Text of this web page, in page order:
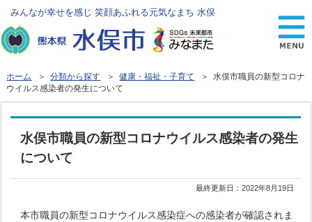
みんなが幸せを感じ 笑顔あふれる元気なまち 水俣
ホーム ＞分類から探す ＞健康・福祉・子育て
＞ 水俣市職員の新型コロナ
ウイルス感染者の発生について
水俣市職員の新型コロナウイルス感染者の発生
について
最終更新日：2022年8月19日
本市職員の新型コロナウイルス感染症への感染者が確認されま